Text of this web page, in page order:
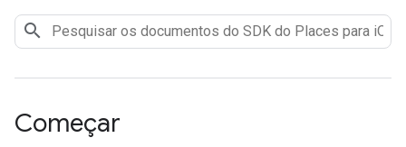
Começar